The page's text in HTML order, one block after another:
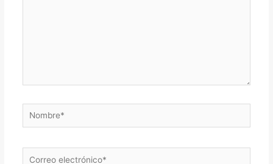
Nombre*
Correo